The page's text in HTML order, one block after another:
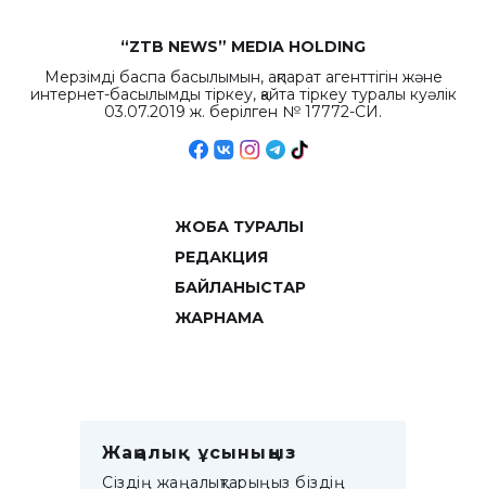
“ZTB NEWS” MEDIA HOLDING
Мерзімді баспа басылымын, ақпарат агенттігін және
интернет-басылымды тіркеу, қайта тіркеу туралы куәлік
03.07.2019 ж. берілген № 17772-СИ.
ЖОБА ТУРАЛЫ
РЕДАКЦИЯ
БАЙЛАНЫСТАР
ЖАРНАМА
Жаңалық ұсыныңыз
Сіздің жаңалықтарыңыз біздің